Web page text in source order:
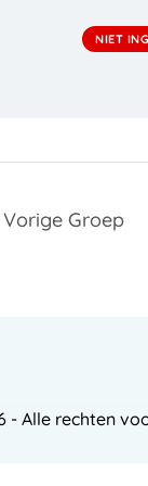
NIET
Vorige Groep
- Alle rechten